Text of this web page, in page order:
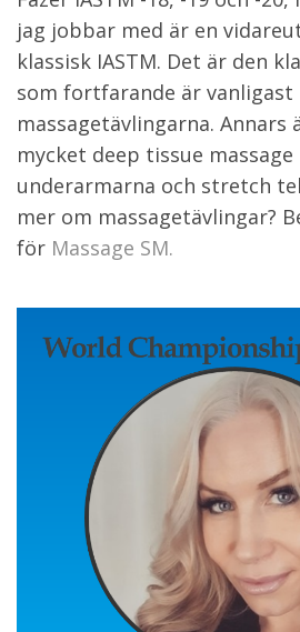
jag jobbar med är en
klassisk IASTM. Det är den
som fortfarande är vanligast
massagetävlingarna. Annars
mycket deep tissue massage
underarmarna och stretch
mer om massagetävlingar?
för Massage SM.